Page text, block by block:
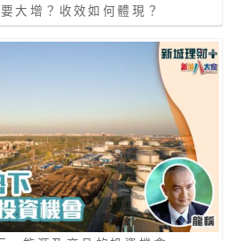
大增？收效如何體現？